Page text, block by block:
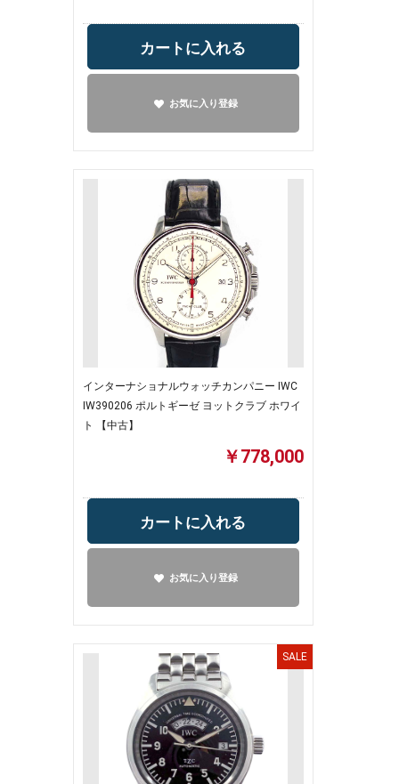
カートに入れる
お気に入り登録
インターナショナルウォッチカンパニー IWC
IW390206 ポルトギーゼ ヨットクラブ ホワイ
ト 【中古】
￥778,000
カートに入れる
お気に入り登録
SALE